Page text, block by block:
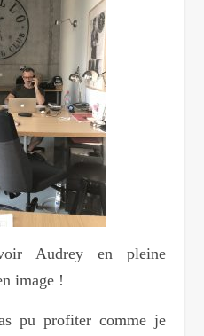
Audrey en pleine
image !
pu profiter comme je